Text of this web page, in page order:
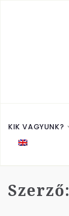
KIK VAGYUNK?
Szerző: